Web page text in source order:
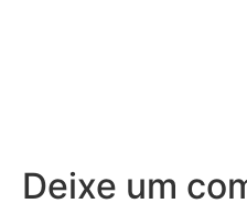
Deixe um